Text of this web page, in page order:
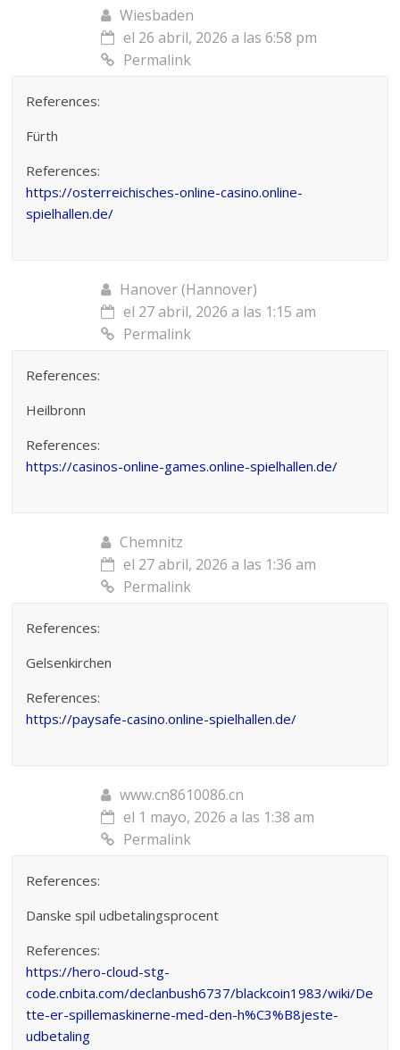
Wiesbaden
el 26 abril, 2026 a las 6:58 pm
Permalink
References:
Fürth
References:
https://osterreichisches-online-casino.online-
spielhallen.de/
Hanover (Hannover)
el 27 abril, 2026 a las 1:15 am
Permalink
References:
Heilbronn
References:
https://casinos-online-games.online-spielhallen.de/
Chemnitz
el 27 abril, 2026 a las 1:36 am
Permalink
References:
Gelsenkirchen
References:
https://paysafe-casino.online-spielhallen.de/
www.cn8610086.cn
el 1 mayo, 2026 a las 1:38 am
Permalink
References:
Danske spil udbetalingsprocent
References:
https://hero-cloud-stg-
code.cnbita.com/declanbush6737/blackcoin1983/wiki/De
tte-er-spillemaskinerne-med-den-h%C3%B8jeste-
udbetaling